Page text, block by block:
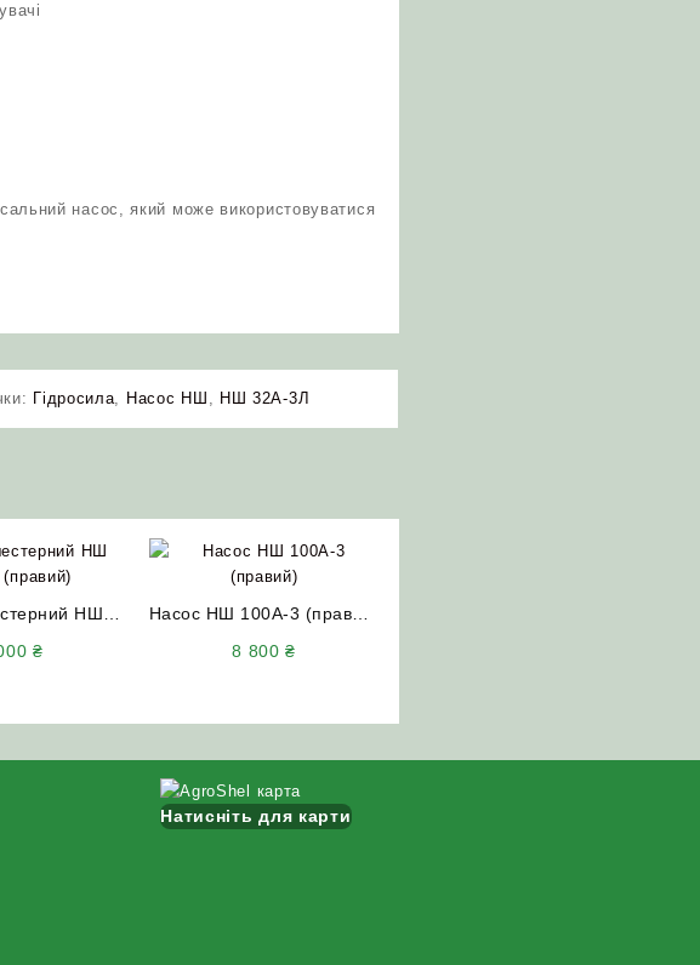
насос, який може використовуватися
Гідросила Насос НШ НШ 32А-3Л
НШ
₴
Насос НШ 100А-3 (правий)
8 800₴
Натисніть для карти